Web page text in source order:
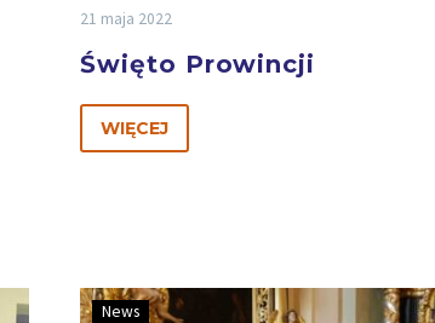
21 maja 2022
Święto Prowincji
WIĘCEJ
News